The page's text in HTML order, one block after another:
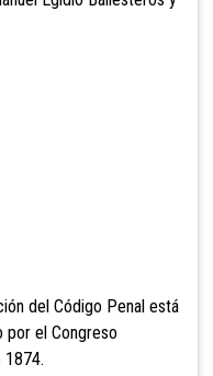
del Código Penal está
el Congreso
1874.